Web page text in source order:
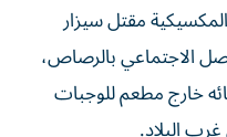
مقتل سيزار
الاجتماعي بالرصاص،
خارج مطعم للوجبات